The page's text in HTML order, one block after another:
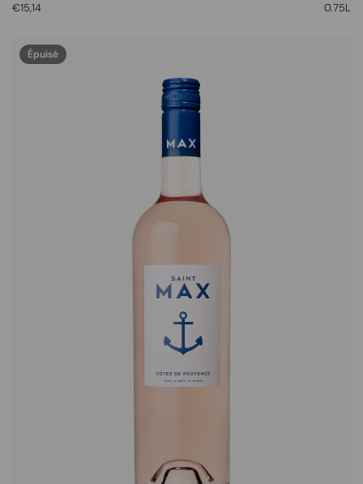
€15,14
0.75L
Épuisé